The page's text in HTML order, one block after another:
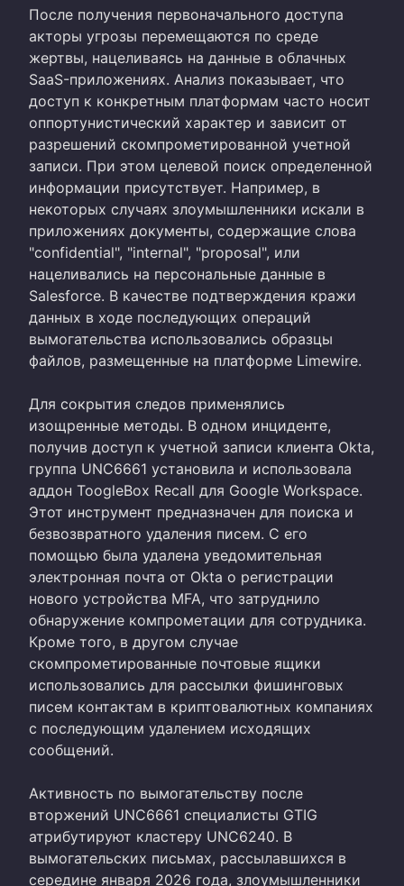
После получения первоначального доступа
акторы угрозы перемещаются по среде
жертвы, нацеливаясь на данные в облачных
SaaS-приложениях. Анализ показывает, что
доступ к конкретным платформам часто носит
оппортунистический характер и зависит от
разрешений скомпрометированной учетной
записи. При этом целевой поиск определенной
информации присутствует. Например, в
некоторых случаях злоумышленники искали в
приложениях документы, содержащие слова
"confidential", "internal", "proposal", или
нацеливались на персональные данные в
Salesforce. В качестве подтверждения кражи
данных в ходе последующих операций
вымогательства использовались образцы
файлов, размещенные на платформе Limewire.
Для сокрытия следов применялись
изощренные методы. В одном инциденте,
получив доступ к учетной записи клиента Okta,
группа UNC6661 установила и использовала
аддон ToogleBox Recall для Google Workspace.
Этот инструмент предназначен для поиска и
безвозвратного удаления писем. С его
помощью была удалена уведомительная
электронная почта от Okta о регистрации
нового устройства MFA, что затруднило
обнаружение компрометации для сотрудника.
Кроме того, в другом случае
скомпрометированные почтовые ящики
использовались для рассылки фишинговых
писем контактам в криптовалютных компаниях
с последующим удалением исходящих
сообщений.
Активность по вымогательству после
вторжений UNC6661 специалисты GTIG
атрибутируют кластеру UNC6240. В
вымогательских письмах, рассылавшихся в
середине января 2026 года, злоумышленники